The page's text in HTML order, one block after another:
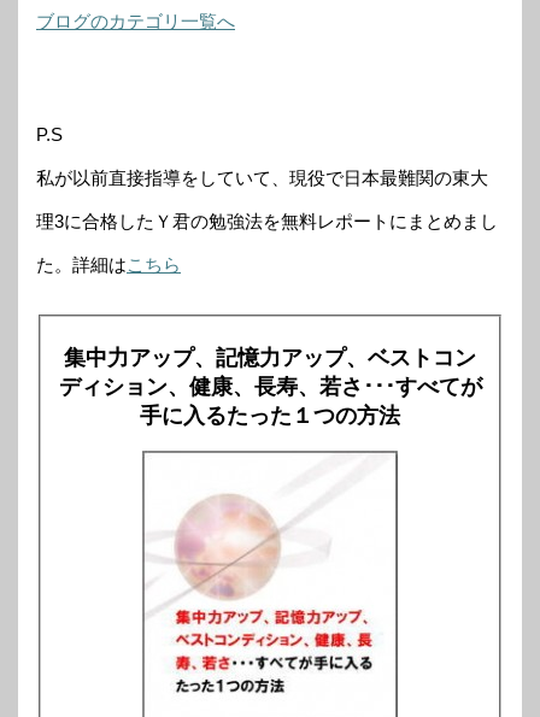
ブログのカテゴリ一覧へ
P.S
私が以前直接指導をしていて、現役で日本最難関の東大
理3に合格したＹ君の勉強法を無料レポートにまとめまし
た。詳細はこちら
集中力アップ、記憶力アップ、ベストコン
ディション、健康、長寿、若さ･･･すべてが
手に入るたった１つの方法